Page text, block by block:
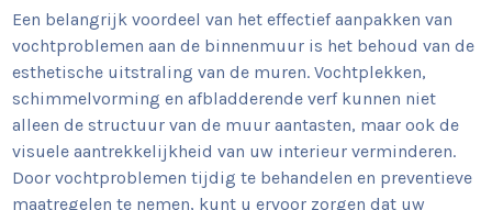
Een belangrijk voordeel van het effectief aanpakken van
vochtproblemen aan de binnenmuur is het behoud van de
esthetische uitstraling van de muren. Vochtplekken,
schimmelvorming en afbladderende verf kunnen niet
alleen de structuur van de muur aantasten, maar ook de
visuele aantrekkelijkheid van uw interieur verminderen.
Door vochtproblemen tijdig te behandelen en preventieve
maatregelen te nemen, kunt u ervoor zorgen dat uw